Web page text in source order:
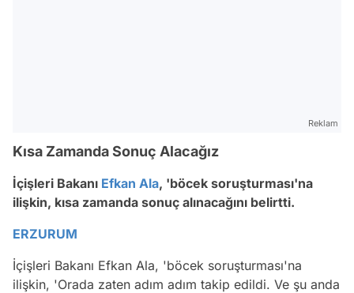
Reklam
Kısa Zamanda Sonuç Alacağız
İçişleri Bakanı Efkan Ala, 'böcek soruşturması'na
ilişkin, kısa zamanda sonuç alınacağını belirtti.
ERZURUM
İçişleri Bakanı Efkan Ala, 'böcek soruşturması'na
ilişkin, 'Orada zaten adım adım takip edildi. Ve şu anda